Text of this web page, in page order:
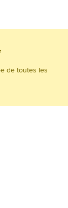
de toutes les